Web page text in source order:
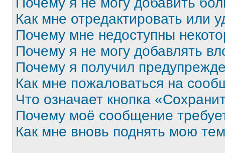
Как мне отредактировать или
Почему мне недоступны
Почему я не могу добавлять
Почему я получил
Как мне пожаловаться на
Что означает кнопка
Почему моё сообщение
Как мне вновь поднять мою